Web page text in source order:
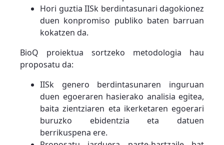
Hori guztia IISk berdintasunari dagokionez
duen konpromiso publiko baten barruan
kokatzen da.
BioQ proiektua sortzeko metodologia hau
proposatu da:
IISk genero berdintasunaren inguruan
duen egoeraren hasierako analisia egitea,
baita zientziaren eta ikerketaren egoerari
buruzko ebidentzia eta datuen
berrikuspena ere.